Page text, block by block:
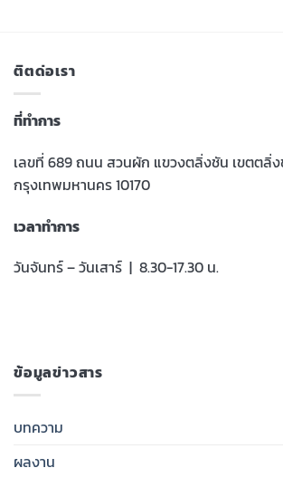
ติตด่อเรา
ที่ทำการ
เลขที่ 689 ถนน สวนผัก แขวงตลิ่งชัน เขตตลิ่
กรุงเทพมหานคร 10170
เวลาทำการ
วันจันทร์ – วันเสาร์ | 8.30-17.30 น.
ข้อมูลข่าวสาร
บทความ
ผลงาน